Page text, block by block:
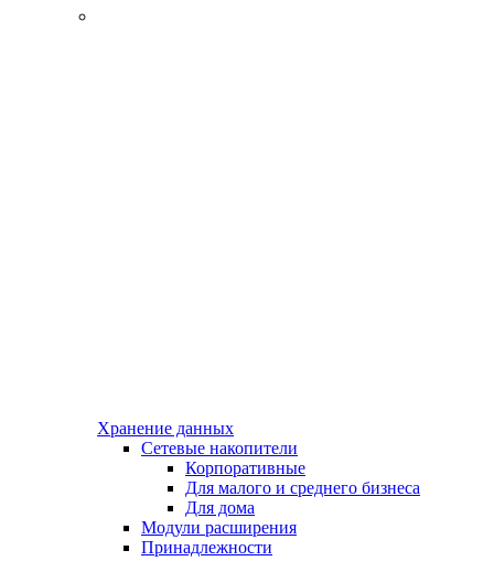
Хранение данных
Сетевые накопители
Корпоративные
Для малого и среднего бизнеса
Для дома
Модули расширения
Принадлежности